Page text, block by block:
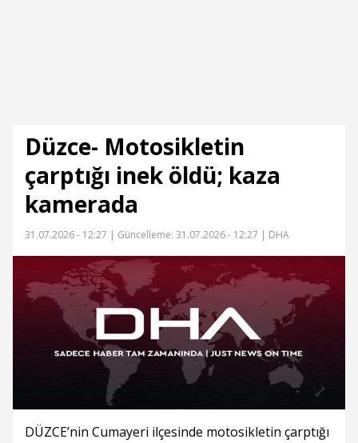
Düzce- Motosikletin
çarptığı inek öldü; kaza
kamerada
31.07.2026 - 12:27 | Güncelleme: 31.07.2026 - 12:27 | DHA
DÜZCE’nin Cumayeri ilçesinde motosikletin çarptığı